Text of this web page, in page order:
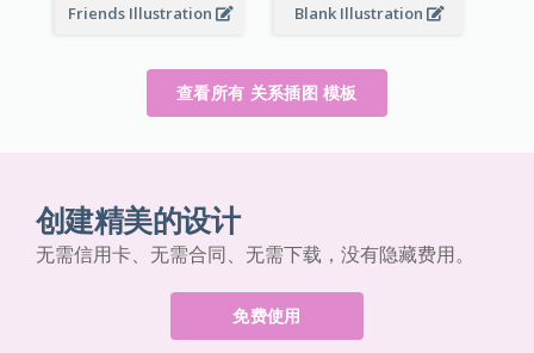
Friends Illustration Blank Illustration
查看所有 关系插图 模板
创建精美的设计
无需信用卡、无需合同、无需下载，没有隐藏费用。
免费使用